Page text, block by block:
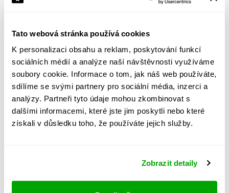
Tato webová stránka používá cookies
K personalizaci obsahu a reklam, poskytování funkcí
sociálních médií a analýze naší návštěvnosti využíváme
soubory cookie. Informace o tom, jak náš web používáte,
sdílíme se svými partnery pro sociální média, inzerci a
analýzy. Partneři tyto údaje mohou zkombinovat s
dalšími informacemi, které jste jim poskytli nebo které
získali v důsledku toho, že používáte jejich služby.
Zobrazit detaily
Město
PSČ
Stát